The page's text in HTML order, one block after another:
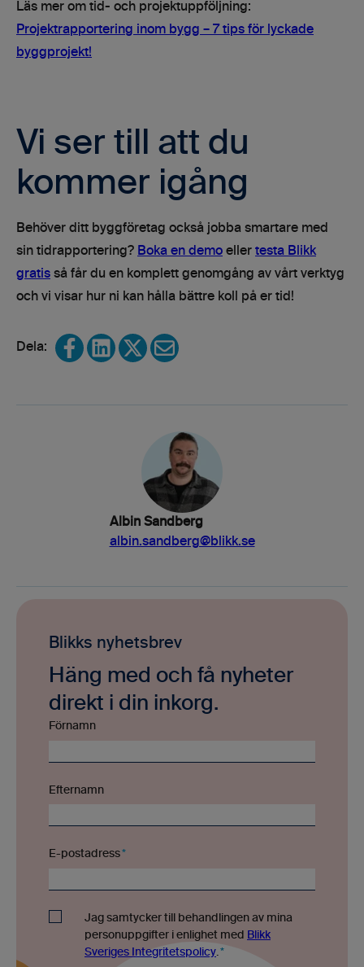
Läs mer om tid- och projektuppföljning:
Projektrapportering inom bygg – 7 tips för lyckade
byggprojekt!
Vi ser till att du
kommer igång
Behöver ditt byggföretag också jobba smartare med
sin tidrapportering? Boka en demo eller testa Blikk
gratis så får du en komplett genomgång av vårt verktyg
och vi visar hur ni kan hålla bättre koll på er tid!
Share on Facebook
Share on LinkedIn
Share on XShare via email
Albin Sandberg
albin.sandberg@blikk.se
Blikks nyhetsbrev
Häng med och få nyheter
direkt i din inkorg.
Förnamn
Efternamn
E-postadress*
Jag samtycker till behandlingen av mina
personuppgifter i enlighet med Blikk
Sveriges Integritetspolicy *